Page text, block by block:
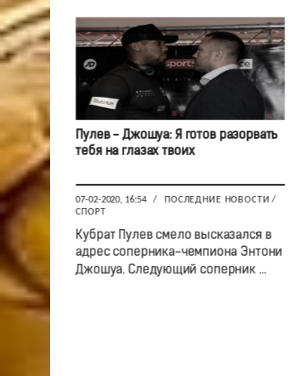
Пулев - Джошуа: Я готов разорвать
тебя на глазах твоих
07-02-2020, 16:54 / ПОСЛЕДНИЕ НОВОСТИ /
СПОРТ
Кубрат Пулев смело высказался в
адрес соперника-чемпиона Энтони
Джошуа. Следующий соперник ...